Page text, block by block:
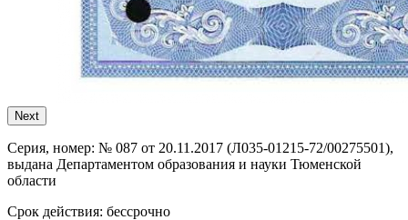
Next
Серия, номер: № 087 от 20.11.2017 (Л035-01215-72/00275501),
выдана Департаментом образования и науки Тюменской
области
Срок действия: бессрочно